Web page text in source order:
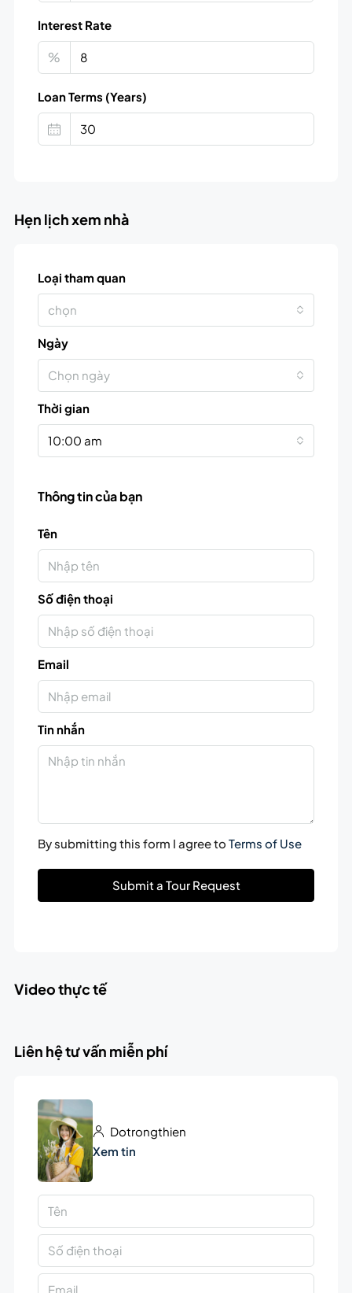
Interest Rate
%
Loan Terms (Years)
Hẹn lịch xem nhà
Loại tham quan
chọn
Ngày
Chọn ngày
Thời gian
10:00 am
Thông tin của bạn
Tên
Số điện thoại
Email
Tin nhắn
By submitting this form I agree to Terms of Use
Submit a Tour Request
Video thực tế
Liên hệ tư vấn miễn phí
Dotrongthien
Xem tin